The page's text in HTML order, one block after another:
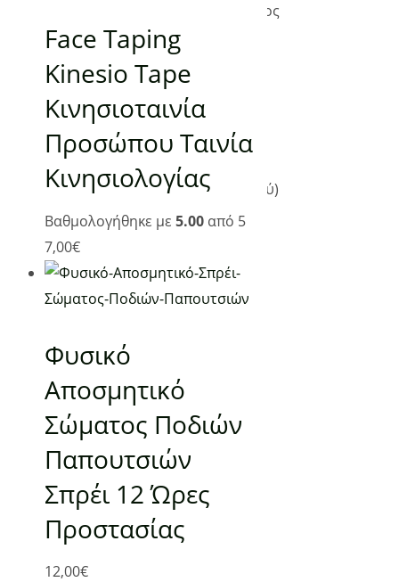
Face Taping
Kinesio Tape
Κινησιοταινία
Προσώπου Ταινία
Κινησιολογίας
Βαθμολογήθηκε με 5.00 από 5
7,00€
Φυσικό
Αποσμητικό
Σώματος Ποδιών
Παπουτσιών
Σπρέι 12 Ώρες
Προστασίας
12,00€
Εμφάνιση του μοναδικού αποτελέσματος
Επικοινωνία
Επτανήσου 5, Βούλα 16673
(Επίσκεψη μόνο κατόπιν ραντεβού)
Τηλ: 210 98 28 134, 6944 44 18 63
info@planetgreen.gr
Τηλεφωνική Εξυπηρέτηση:
Δευτέρα- Κυριακή 09:00 – 21:00
Ακολουθήστε μας:
Χρήσιμα